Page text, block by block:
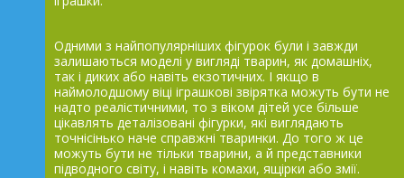
Одними з найпопулярніших фігурок були і завжди
залишаються моделі у вигляді тварин, як домашніх,
так і диких або навіть екзотичних. І якщо в
наймолодшому віці іграшкові звірятка можуть бути не
надто реалістичними, то з віком дітей усе більше
цікавлять деталізовані фігурки, які виглядають
точнісінько наче справжні тваринки. До того ж це
можуть бути не тільки тварини, а й представники
підводного світу, і навіть комахи, ящірки або змії.